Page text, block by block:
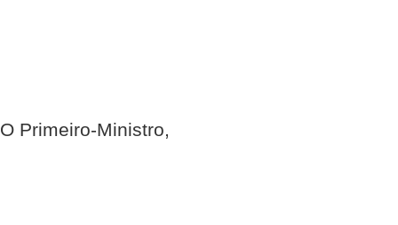
O Primeiro-Ministro,